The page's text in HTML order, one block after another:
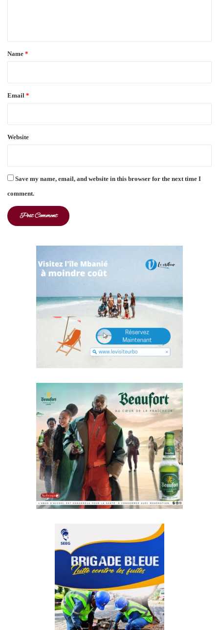
*
Name *
Email *
Website
Save my name, email, and website in this browser for the next time I
comment.